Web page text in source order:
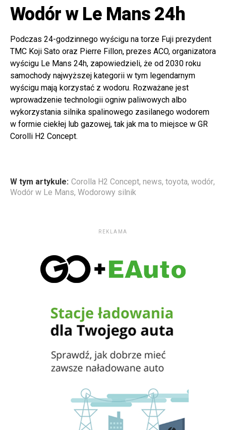
Wodór w Le Mans 24h
Podczas 24-godzinnego wyścigu na torze Fuji prezydent
TMC Koji Sato oraz Pierre Fillon, prezes ACO, organizatora
wyścigu Le Mans 24h, zapowiedzieli, że od 2030 roku
samochody najwyższej kategorii w tym legendarnym
wyścigu mają korzystać z wodoru. Rozważane jest
wprowadzenie technologii ogniw paliwowych albo
wykorzystania silnika spalinowego zasilanego wodorem
w formie ciekłej lub gazowej, tak jak ma to miejsce w GR
Corolli H2 Concept.
W tym artykule: Corolla H2 Concept, news, toyota, wodór,
Wodór w Le Mans, Wodorowy silnik
REKLAMA